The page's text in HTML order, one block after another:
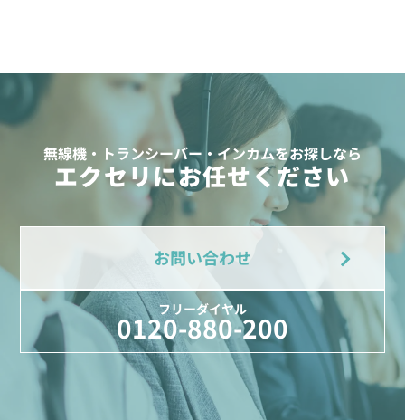
無線機・トランシーバー・インカムをお探しなら
エクセリにお任せください
お問い合わせ
フリーダイヤル
0120-880-200